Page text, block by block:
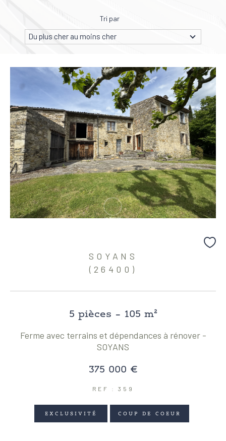
Tri par
Du plus cher au moins cher
SOYANS
(26400)
5 pièces - 105 m²
Ferme avec terrains et dépendances à rénover -
SOYANS
375 000 €
REF : 359
EXCLUSIVITÉ COUP DE COEUR
0 1 2 5
AFFINER LES CRITÈRES
Parking Terrasse Piscine
FILTRER PAR